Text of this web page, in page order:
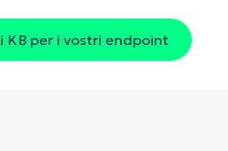
KB per i vostri endpoint